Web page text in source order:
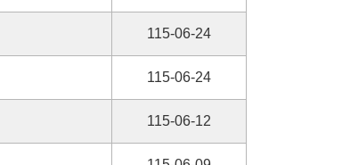
115-06-24
115-06-24
115-06-12